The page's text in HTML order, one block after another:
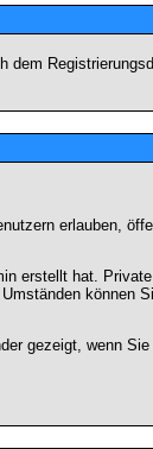
erlauben,
erstellt hat.
können
gezeigt, wenn